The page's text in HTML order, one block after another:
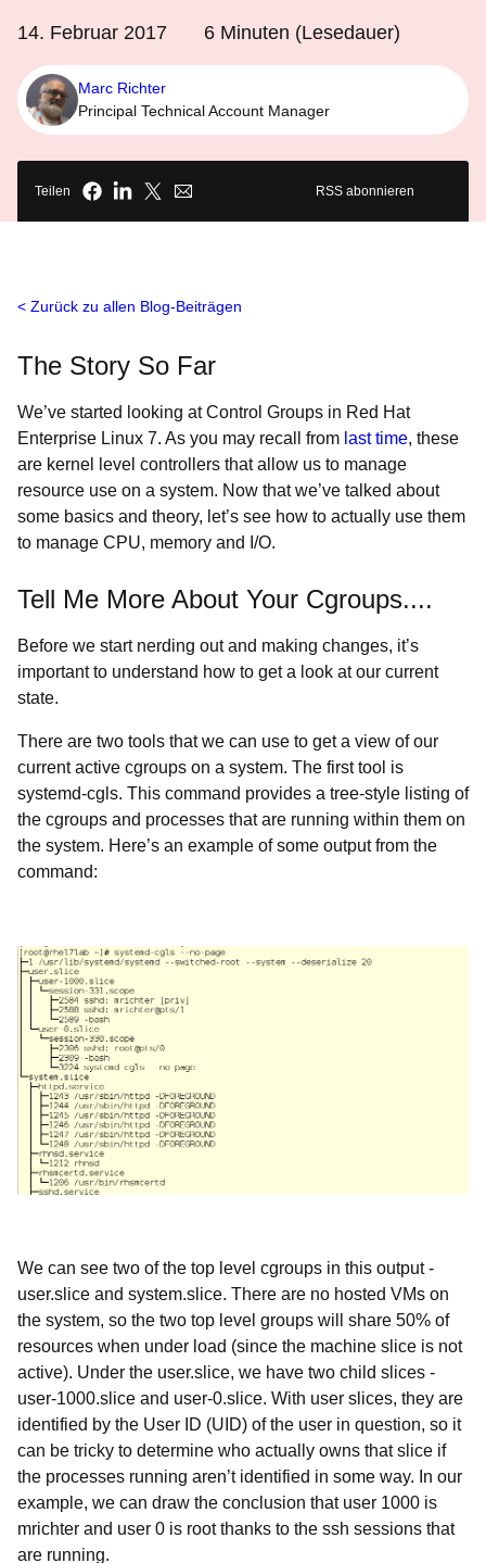
14. Februar 2017 6 Minuten (Lesedauer)
Marc Richter
Principal Technical Account Manager
Teilen RSS abonnieren
Zurück zu allen Blog-Beiträgen
The Story So Far
We’ve started looking at Control Groups in Red Hat
Enterprise Linux 7. As you may recall from last time, these
are kernel level controllers that allow us to manage
resource use on a system. Now that we’ve talked about
some basics and theory, let’s see how to actually use them
to manage CPU, memory and I/O.
Tell Me More About Your Cgroups....
Before we start nerding out and making changes, it’s
important to understand how to get a look at our current
state.
There are two tools that we can use to get a view of our
current active cgroups on a system. The first tool is
systemd-cgls. This command provides a tree-style listing of
the cgroups and processes that are running within them on
the system. Here’s an example of some output from the
command:
We can see two of the top level cgroups in this output -
user.slice and system.slice. There are no hosted VMs on
the system, so the two top level groups will share 50% of
resources when under load (since the machine slice is not
active). Under the user.slice, we have two child slices -
user-1000.slice and user-0.slice. With user slices, they are
identified by the User ID (UID) of the user in question, so it
can be tricky to determine who actually owns that slice if
the processes running aren’t identified in some way. In our
example, we can draw the conclusion that user 1000 is
mrichter and user 0 is root thanks to the ssh sessions that
are running.